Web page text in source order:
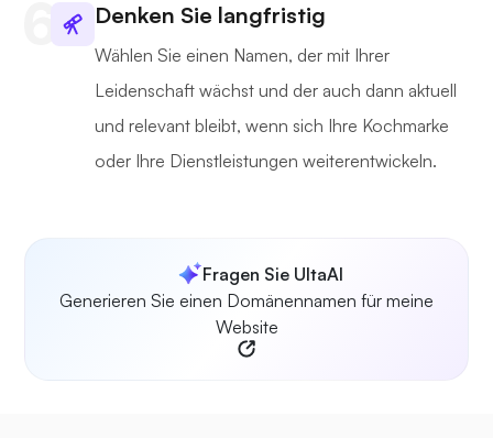
Denken Sie langfristig
Wählen Sie einen Namen, der mit Ihrer
Leidenschaft wächst und der auch dann aktuell
und relevant bleibt, wenn sich Ihre Kochmarke
oder Ihre Dienstleistungen weiterentwickeln.
Fragen Sie UltaAI
Generieren Sie einen Domänennamen für meine
Website